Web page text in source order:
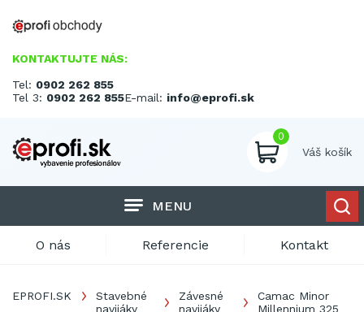
KONTAKTUJTE NÁS:
Tel: 0902 262 855
Tel 3: 0902 262 855E-mail: info@eprofi.sk
0
Váš košík
MENU
O nás Referencie Kontakt
EPROFI.SK
Stavebné
navijáky
Závesné
navijáky
Camac Minor
Millennium 325